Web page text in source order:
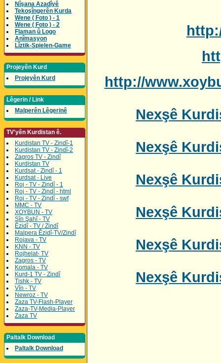
Nîşana Azadîyê
Tekoşîngerên Kurda
Wene ( Foto ) - 1
Wene ( Foto ) - 2
Flaman û Logo
Anîmasyon
Lîztik-Spielen-Game
Projeyên Kurd
Projeyên Kurd
Lêgerin / Link
Malperên Lêgerinê
TV'yên Kurdistan ê.
Kurdistan TV - Zindî-1
Kurdistan TV - Zindî-2
Zagros TV - Zindî
Kurdistan TV
Kurdsat - Zindî - 1
Kurdsat - Live
Roj - TV - Zindî - 1
Roj - TV - Zindî - html
Roj - TV - Zindî - swf
MMC - TV
XOYBUN - TV
Şîn Şahî - TV
Êzidî - TV / Zindî
Malpera Êzidî-TV/Zindî
Rojava - TV
KNN - TV
Rojhelat- TV
Zagros - TV
Komala - TV
Kurd-1 TV - Zindî
Tishk - TV
Vîn - TV
Newroz - TV
Zaza TV-Flash-Player
Zaza-TV-Media-Player
Zaza TV
Paltalk Download
Paltalk Download
http://
Nexşê
Nexşê
Nexşê
Nexşê
Nexşê
Nexşê